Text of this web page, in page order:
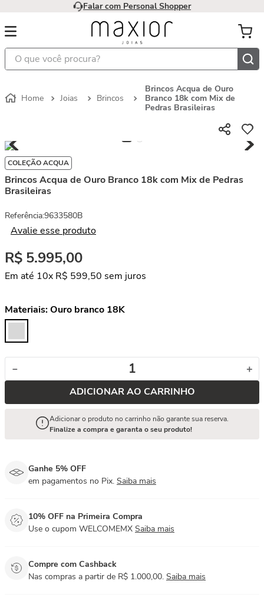
Falar com Personal Shopper
O que você procura?
Joias Brincos
Brincos Acqua de Ouro
Branco 18k com Mix de
Pedras Brasileiras
COLEÇÃO ACQUA
Brincos Acqua de Ouro Branco 18k com Mix de Pedras
Brasileiras
Referência:9633580B
Avalie esse produto
R$ 5.995,00
Em até 10x R$ 599,50 sem juros
Materiais:Ouro branco 18K
＋
－
ADICIONAR AO CARRINHO
Adicionar o produto no carrinho não garante sua reserva.
Finalize a compra e garanta o seu produto!
Ganhe 5% OFF
em pagamentos no Pix. Saiba mais
10% OFF na Primeira Compra
Use o cupom WELCOMEMX Saiba mais
Compre com Cashback
Nas compras a partir de R$ 1.000,00. Saiba mais